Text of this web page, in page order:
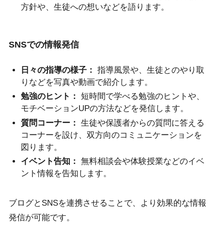
方針や、生徒への想いなどを語ります。
SNSでの情報発信
日々の指導の様子： 指導風景や、生徒とのやり取
りなどを写真や動画で紹介します。
勉強のヒント： 短時間で学べる勉強のヒントや、
モチベーションUPの方法などを発信します。
質問コーナー： 生徒や保護者からの質問に答える
コーナーを設け、双方向のコミュニケーションを
図ります。
イベント告知： 無料相談会や体験授業などのイベ
ント情報を告知します。
ブログとSNSを連携させることで、より効果的な情報
発信が可能です。